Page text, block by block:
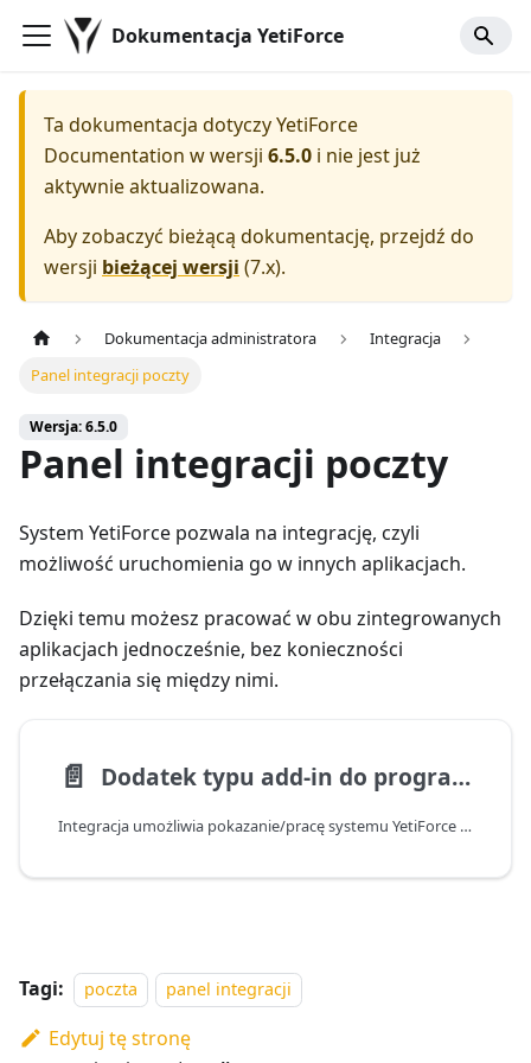
Dokumentacja YetiForce
Ta dokumentacja dotyczyYetiForce
Documentation w wersji 6.5.0 i nie jest już
aktywnie aktualizowana.
Aby zobaczyć bieżącą dokumentację, przejdź do
wersji bieżącej wersji (7.x).
Dokumentacja administratora
Integracja
Panel integracji poczty
Wersja: 6.5.0
Panel integracji poczty
System YetiForce pozwala na integrację, czyli
możliwość uruchomienia go w innych aplikacjach.
Dzięki temu możesz pracować w obu zintegrowanych
aplikacjach jednocześnie, bez konieczności
przełączania się między nimi.
📄️ Dodatek typu add-in do programu Outlook
Integracja umożliwia pokazanie/pracę systemu YetiForce w zewnętrznym kliencie poczty Outlook.
Tagi: poczta panel integracji
Edytuj tę stronę